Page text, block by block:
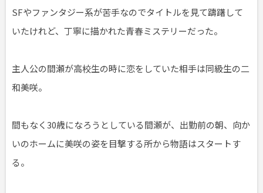
SFやファンタジー系が苦手なのでタイトルを見て躊躇して
いたけれど、丁寧に描かれた青春ミステリーだった。
主人公の間瀬が高校生の時に恋をしていた相手は同級生の二
和美咲。
間もなく30歳になろうとしている間瀬が、出勤前の朝、向か
いのホームに美咲の姿を目撃する所から物語はスタートす
る。